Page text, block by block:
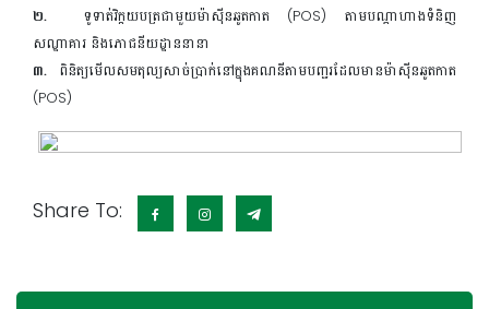
២. ទូទាត់វិក្កយបត្រជាមួយម៉ាស៊ីនឆូតកាត (POS) តាមបណ្ដាហាងទំនិញ
សណ្ឋាគារ និងភោជនីយដ្ឋាននានា
៣. ពិនិត្យមើលសមតុល្យសាច់ប្រាក់នៅក្នុងគណនីតាមបញ្ជរដែលមានម៉ាស៊ីនឆូតកាត
(POS)
Share To: